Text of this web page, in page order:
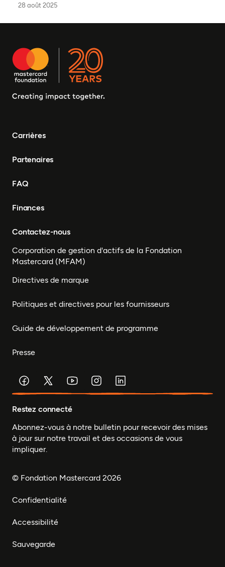
28 août 2025
Carrières
Partenaires
FAQ
Finances
Contactez-nous
Corporation de gestion d'actifs de la Fondation
Mastercard (MFAM)
Directives de marque
Politiques et directives pour les fournisseurs
Guide de développement de programme
Presse
Restez connecté
Abonnez-vous à notre bulletin pour recevoir des mises
à jour sur notre travail et des occasions de vous
impliquer.
© Fondation Mastercard 2026
Confidentialité
Accessibilité
Sauvegarde